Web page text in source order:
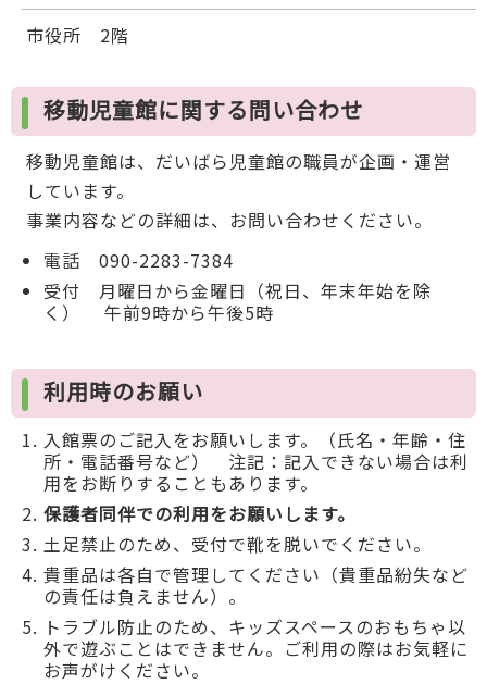
市役所 2階
移動児童館に関する問い合わせ
移動児童館は、だいばら児童館の職員が企画・運営
しています。
事業内容などの詳細は、お問い合わせください。
電話 090-2283-7384
受付 月曜日から金曜日（祝日、年末年始を除
く） 午前9時から午後5時
利用時のお願い
入館票のご記入をお願いします。（氏名・年齢・住
所・電話番号など） 注記：記入できない場合は利
用をお断りすることもあります。
保護者同伴での利用をお願いします。
土足禁止のため、受付で靴を脱いでください。
貴重品は各自で管理してください（貴重品紛失など
の責任は負えません）。
トラブル防止のため、キッズスペースのおもちゃ以
外で遊ぶことはできません。ご利用の際はお気軽に
お声がけください。